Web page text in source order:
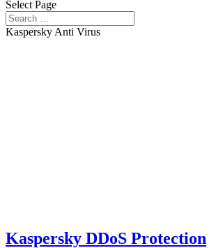
Select Page
Kaspersky Anti Virus
Kaspersky DDoS Protection